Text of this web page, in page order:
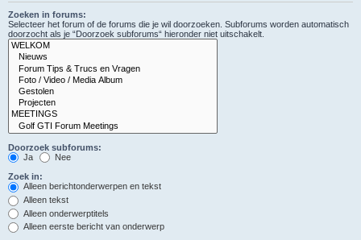
Zoeken in forums:
Selecteer het forum of de forums die je wil doorzoeken. Subforums worden automatisch
doorzocht als je “Doorzoek subforums“ hieronder niet uitschakelt.
Doorzoek subforums:
Ja
Nee
Zoek in:
Alleen berichtonderwerpen en tekst
Alleen tekst
Alleen onderwerptitels
Alleen eerste bericht van onderwerp